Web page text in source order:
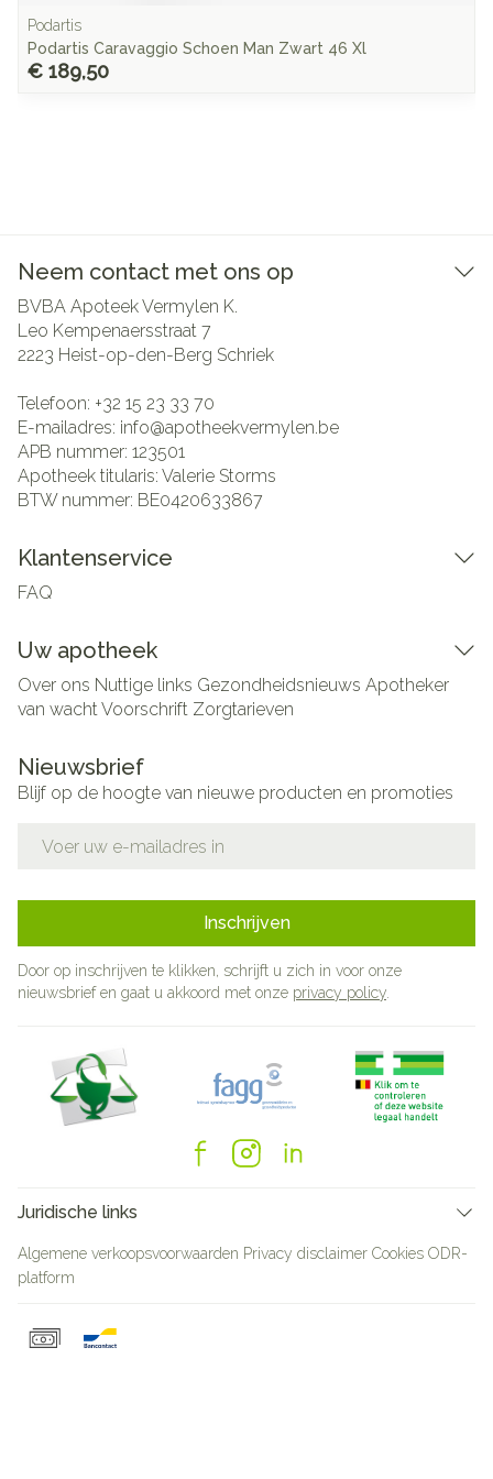
Podartis
Podartis Caravaggio Schoen Man Zwart 46 Xl
€ 189,50
Neem contact met ons op
BVBA Apoteek Vermylen K.
Leo Kempenaersstraat 7
2223 Heist-op-den-Berg Schriek
Telefoon: +32 15 23 33 70
E-mailadres: info@apotheekvermylen.be
APB nummer: 123501
Apotheek titularis: Valerie Storms
BTW nummer: BE0420633867
Klantenservice
FAQ
Uw apotheek
Over ons Nuttige links Gezondheidsnieuws Apotheker
van wachtVoorschrift Zorgtarieven
Nieuwsbrief
Blijf op de hoogte van nieuwe producten en promoties
Inschrijven
Door op inschrijven te klikken, schrijft u zich in voor onze
nieuwsbrief en gaat u akkoord met onze privacy policy
Juridische links
Algemene verkoopsvoorwaarden Privacy disclaimer Cookies ODR-
platform